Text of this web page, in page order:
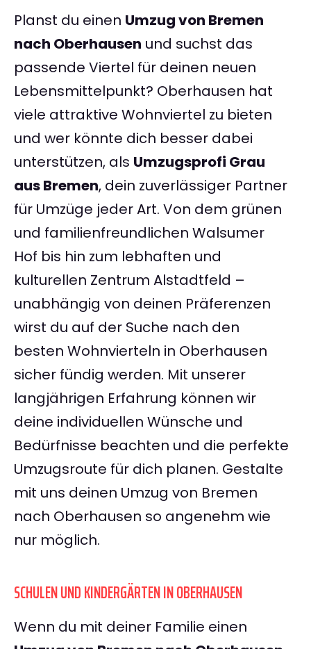
Planst du einen Umzug von Bremen
nach Oberhausen und suchst das
passende Viertel für deinen neuen
Lebensmittelpunkt? Oberhausen hat
viele attraktive Wohnviertel zu bieten
und wer könnte dich besser dabei
unterstützen, als Umzugsprofi Grau
aus Bremen, dein zuverlässiger Partner
für Umzüge jeder Art. Von dem grünen
und familienfreundlichen Walsumer
Hof bis hin zum lebhaften und
kulturellen Zentrum Alstadtfeld –
unabhängig von deinen Präferenzen
wirst du auf der Suche nach den
besten Wohnvierteln in Oberhausen
sicher fündig werden. Mit unserer
langjährigen Erfahrung können wir
deine individuellen Wünsche und
Bedürfnisse beachten und die perfekte
Umzugsroute für dich planen. Gestalte
mit uns deinen Umzug von Bremen
nach Oberhausen so angenehm wie
nur möglich.
SCHULEN UND KINDERGÄRTEN IN OBERHAUSEN
Wenn du mit deiner Familie einen